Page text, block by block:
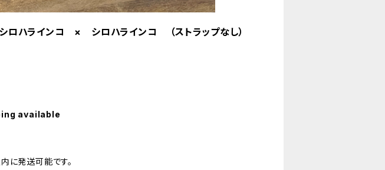
ロハラインコ × シロハラインコ （ストラップなし）
available
に発送可能です。